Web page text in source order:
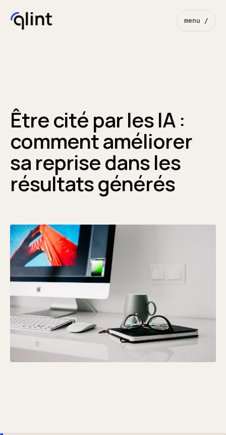
menu /
Être cité par les IA :
comment améliorer
sa reprise dans les
résultats générés